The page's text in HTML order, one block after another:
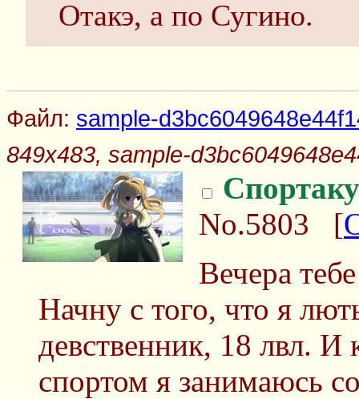
Отакэ, а по Сугино.
Файл: sample-
849x483, sample-
No.5803 [
Вечера
Начну с того, что я
девственник, 18 лвл. И
спортом я занимаюсь